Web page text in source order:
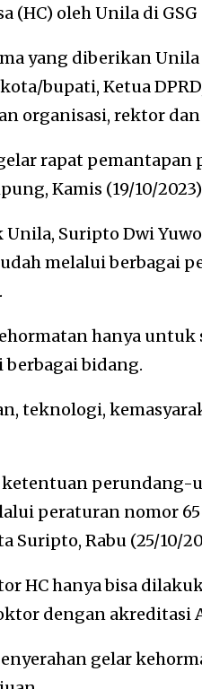
(HC) oleh Unila di
yang diberikan
bupati, Ketua
organisasi, rektor
rapat pemantapan
Kamis (19/10/
Suripto Dwi
melalui berbagai
hanya untuk
berbagai bidang.
teknologi,
perundang-
peraturan nomor 65
Suripto, Rabu (25/10/
HC hanya bisa
dengan akreditasi
gelar